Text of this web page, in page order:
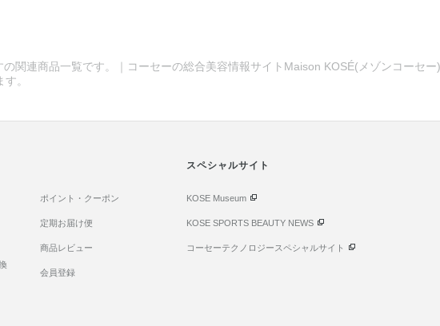
関連商品一覧です。｜コーセーの総合美容情報サイトMaison KOSÉ(メゾンコーセ
。
ポイント・クーポン
定期お届け便
商品レビュー
会員登録
スペシャルサイト
KOSE Museum
KOSE SPORTS BEAUTY NEWS
コーセーテクノロジースペシャルサイト